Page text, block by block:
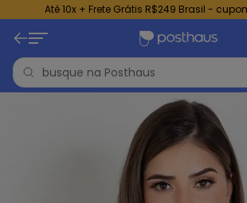
Até 10x + Frete Grátis R$249 Brasil -